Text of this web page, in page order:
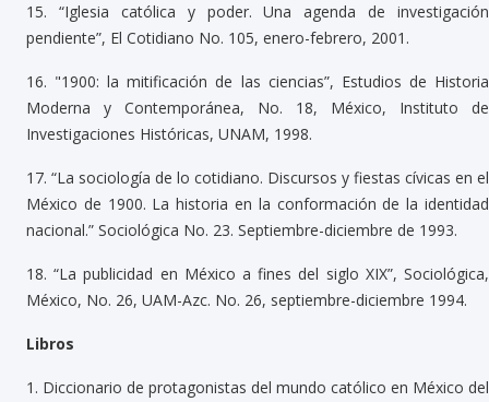
15.
“Iglesia católica y poder. Una agenda de investigación
pendiente”, El Cotidiano No. 105, enero-febrero, 2001.
16. "1900: la mitificación de las ciencias”, Estudios de Historia
Moderna y Contemporánea, No. 18, México, Instituto de
Investigaciones Históricas, UNAM, 1998.
17. “La sociología de lo cotidiano. Discursos y fiestas cívicas en el
México de 1900. La historia en la conformación de la identidad
nacional.” Sociológica No. 23. Septiembre-diciembre de 1993.
18. “La publicidad en México a fines del siglo XIX”, Sociológica,
México, No. 26, UAM-Azc. No. 26, septiembre-diciembre 1994.
Libros
1. Diccionario de protagonistas del mundo católico en México del